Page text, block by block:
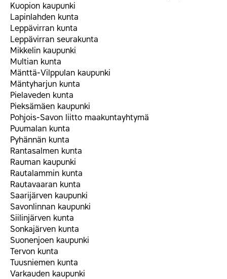
Kuopion kaupunki
Lapinlahden kunta
Leppävirran kunta
Leppävirran seurakunta
Mikkelin kaupunki
Multian kunta
Mänttä-Vilppulan kaupunki
Mäntyharjun kunta
Pielaveden kunta
Pieksämäen kaupunki
Pohjois-Savon liitto maakuntayhtymä
Puumalan kunta
Pyhännän kunta
Rantasalmen kunta
Rauman kaupunki
Rautalammin kunta
Rautavaaran kunta
Saarijärven kaupunki
Savonlinnan kaupunki
Siilinjärven kunta
Sonkajärven kunta
Suonenjoen kaupunki
Tervon kunta
Tuusniemen kunta
Varkauden kaupunki